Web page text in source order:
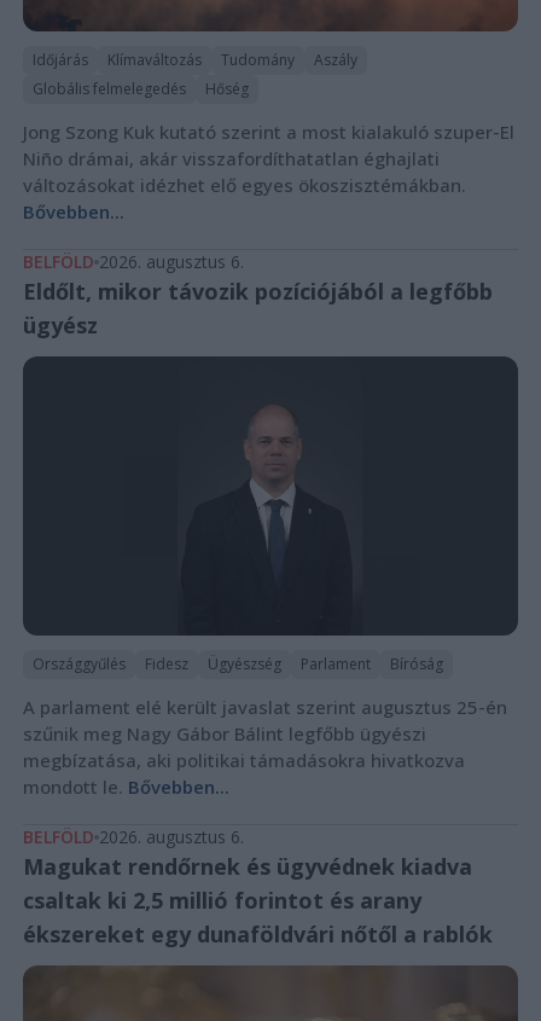
Időjárás Klímaváltozás Tudomány
Aszály
Globális felmelegedés
Hőség
Jong Szong Kuk kutató szerint a most kialakuló szuper-El
Niño drámai, akár visszafordíthatatlan éghajlati
változásokat idézhet elő egyes ökoszisztémákban.
Bővebben...
BELFÖLD 2026. augusztus 6.
Eldőlt, mikor távozik pozíciójából a legfőbb
ügyész
Országgyűlés Fidesz Ügyészség Parlament Bíróság
A parlament elé került javaslat szerint augusztus 25-én
szűnik meg Nagy Gábor Bálint legfőbb ügyészi
megbízatása, aki politikai támadásokra hivatkozva
mondott le. Bővebben...
BELFÖLD 2026. augusztus 6.
Magukat rendőrnek és ügyvédnek kiadva
csaltak ki 2,5 millió forintot és arany
ékszereket egy dunaföldvári nőtől a rablók